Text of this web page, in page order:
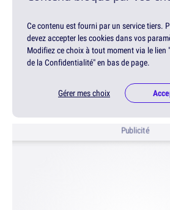
Ce contenu est fourni par un service tiers.
devez accepter les cookies dans vos
Modifiez ce choix à tout moment via le lien
de la Confidentialité" en bas de page.
Gérer mes choix
Publicité